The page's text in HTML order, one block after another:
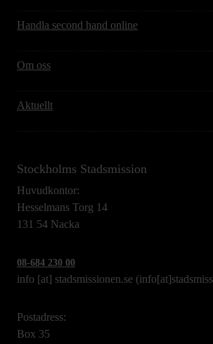
Handla second hand online
Om oss
Aktuellt
Stockholms Stadsmission
Huvudkontor:
Hesselmans Torg 14
131 54 Nacka
08-684 230 00
info [at] stadsmissionen.se
Postadress:
Box 35